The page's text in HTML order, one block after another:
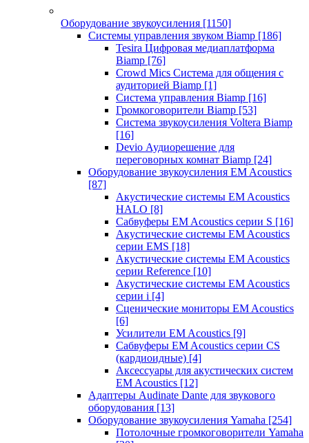
Оборудование звукоусиления [1150]
Системы управления звуком Biamp [186]
Tesira Цифровая медиаплатформа
Biamp [76]
Crowd Mics Система для общения с
аудиторией Biamp [1]
Система управления Biamp [16]
Громкоговорители Biamp [53]
Система звукоусиления Voltera Biamp
[16]
Devio Аудиорешение для
переговорных комнат Biamp [24]
Оборудование звукоусиления EM Acoustics
[87]
Акустические системы EM Acoustics
HALO [8]
Сабвуферы EM Acoustics серии S [16]
Акустические системы EM Acoustics
серии EMS [18]
Акустические системы EM Acoustics
серии Reference [10]
Акустические системы EM Acoustics
серии i [4]
Сценические мониторы EM Acoustics
[6]
Усилители EM Acoustics [9]
Сабвуферы EM Acoustics серии CS
(кардиоидные) [4]
Аксессуары для акустических систем
EM Acoustics [12]
Адаптеры Audinate Dante для звукового
оборудования [13]
Оборудование звукоусиления Yamaha [254]
Потолочные громкоговорители Yamaha